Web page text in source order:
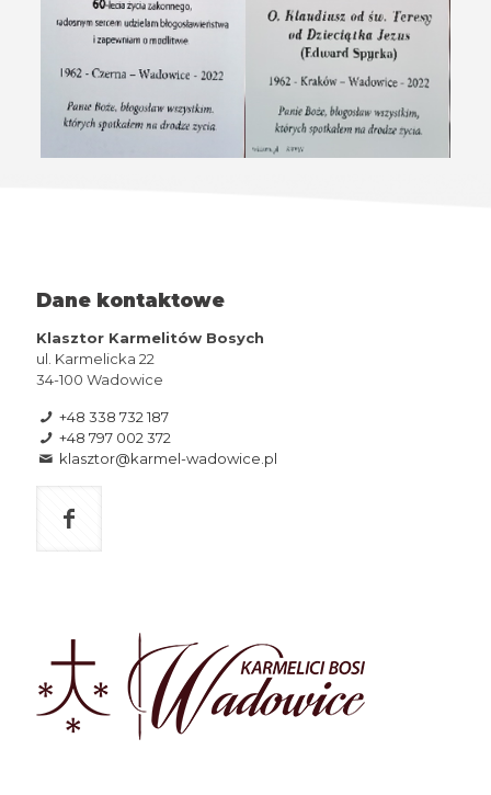
Dane kontaktowe
Klasztor Karmelitów Bosych
ul. Karmelicka 22
34-100 Wadowice
+48 338 732 187
+48 797 002 372
klasztor@karmel-wadowice.pl